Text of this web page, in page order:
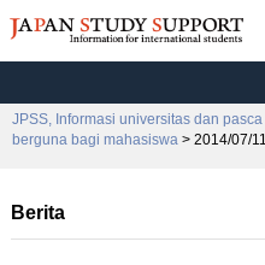
JPSS, Informasi universitas dan
berguna bagi mahasiswa > 2014/07/11
Berita